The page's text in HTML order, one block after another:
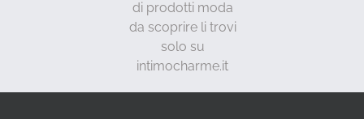
di prodotti moda
da scoprire li trovi
solo su
intimocharme.it